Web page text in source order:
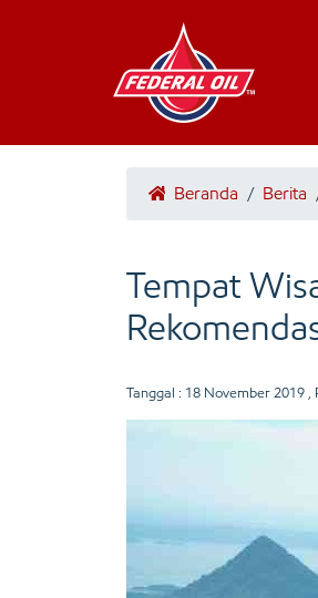
Beranda / Berita
Tempat
Tanggal : 18 November 2019 ,